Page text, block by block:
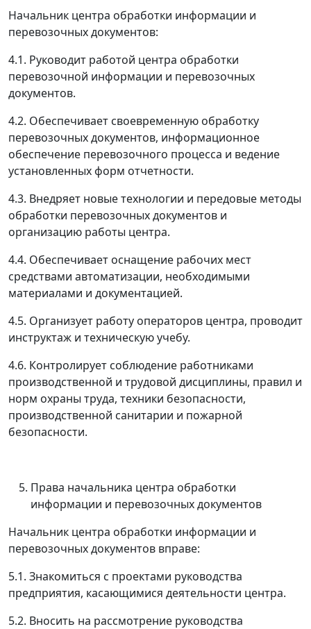
Начальник центра обработки информации и
перевозочных документов:
4.1. Руководит работой центра обработки
перевозочной информации и перевозочных
документов.
4.2. Обеспечивает своевременную обработку
перевозочных документов, информационное
обеспечение перевозочного процесса и ведение
установленных форм отчетности.
4.3. Внедряет новые технологии и передовые методы
обработки перевозочных документов и
организацию работы центра.
4.4. Обеспечивает оснащение рабочих мест
средствами автоматизации, необходимыми
материалами и документацией.
4.5. Организует работу операторов центра, проводит
инструктаж и техническую учебу.
4.6. Контролирует соблюдение работниками
производственной и трудовой дисциплины, правил и
норм охраны труда, техники безопасности,
производственной санитарии и пожарной
безопасности.
Права начальника центра обработки
информации и перевозочных документов
Начальник центра обработки информации и
перевозочных документов вправе:
5.1. Знакомиться с проектами руководства
предприятия, касающимися деятельности центра.
5.2. Вносить на рассмотрение руководства